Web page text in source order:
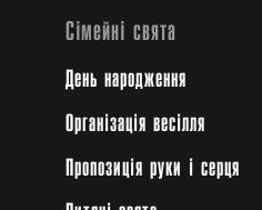
Сімейні свята
День народження
Організація весілля
Пропозиція руки і серця